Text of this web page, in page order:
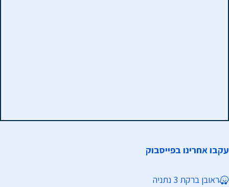
עקבו אחרינו בפייסבוק
ראובן ברקת 3 נתניה